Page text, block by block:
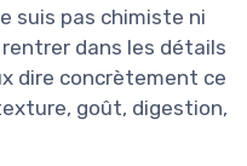
suis pas chimiste ni
dans les détails
dire concrètement ce
goût, digestion,